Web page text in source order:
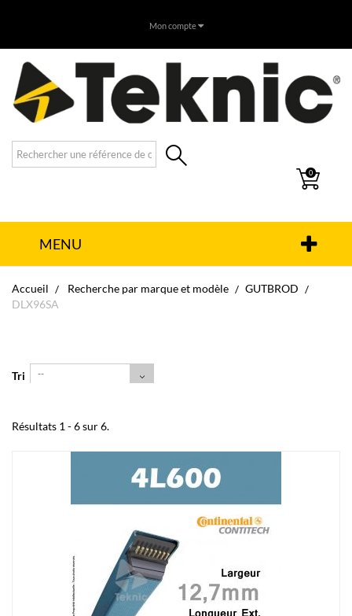
Mon compte
0
MENU
Accueil Recherche par marque et modèle
GUTBROD
DLX96SA
Tri --
Résultats 1 - 6 sur 6.